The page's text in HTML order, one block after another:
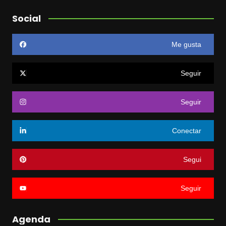
Social
Me gusta
Seguir
Seguir
Conectar
Segui
Seguir
Agenda